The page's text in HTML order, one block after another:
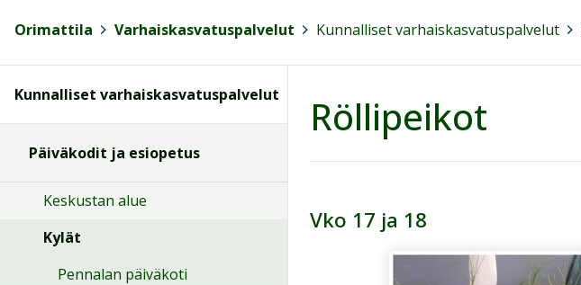
Orimattila Varhaiskasvatuspalvelut Kunnalliset varhaiskasvatuspalvelut
Röllipeikot
Vko 17 ja 18
Kunnalliset varhaiskasvatuspalvelut
Päiväkodit ja esiopetus
Keskustan alue
Kylät
Pennalan päiväkoti